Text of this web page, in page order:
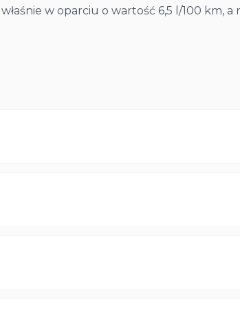
w oparciu o wartość 6,5 l/100 km, a